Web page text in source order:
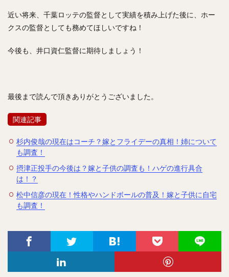
近い将来、千葉ロッテの監督として実績を積み上げた後に、ホー
クスの監督としても務めてほしいですね！
今後も、井口資仁監督に期待しましょう！
最後まで読んで頂きありがとうございました。
関連記事
杉内俊哉の現在はコーチ？嫁とフライデーの真相！姉について
も調査！
摂津正投手の今後は？嫁と子供の調査も！ハゲの進行具合
は！？
松中信彦の現在！性格やハンドボールの普及！嫁と子供に自宅
も調査！